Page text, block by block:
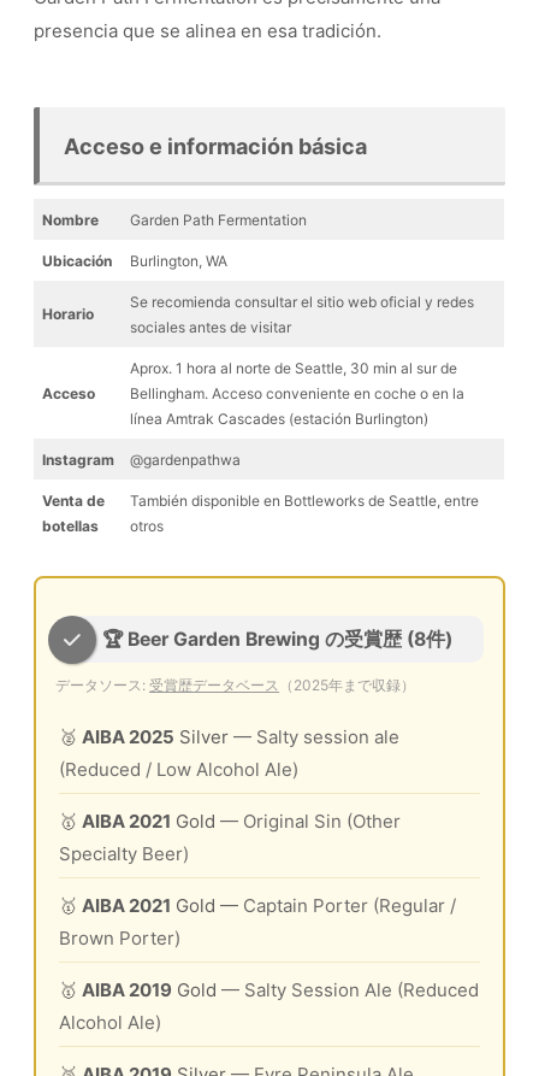
presencia que se alinea en esa tradición.
Acceso e información básica
Nombre Garden Path Fermentation
Ubicación Burlington, WA
Horario
Se recomienda consultar el sitio web oficial y redes
sociales antes de visitar
Acceso
Aprox. 1 hora al norte de Seattle, 30 min al sur de
Bellingham. Acceso conveniente en coche o en la
línea Amtrak Cascades (estación Burlington)
Instagram @gardenpathwa
Venta de
botellas
También disponible en Bottleworks de Seattle, entre
otros
🏆 Beer Garden Brewing の受賞歴 (8件)
データソース: 受賞歴データベース （2025年まで収録）
🥈 AIBA 2025 Silver — Salty session ale
(Reduced / Low Alcohol Ale)
🥇 AIBA 2021 Gold — Original Sin (Other
Specialty Beer)
🥇 AIBA 2021 Gold — Captain Porter (Regular /
Brown Porter)
🥇 AIBA 2019 Gold — Salty Session Ale (Reduced
Alcohol Ale)